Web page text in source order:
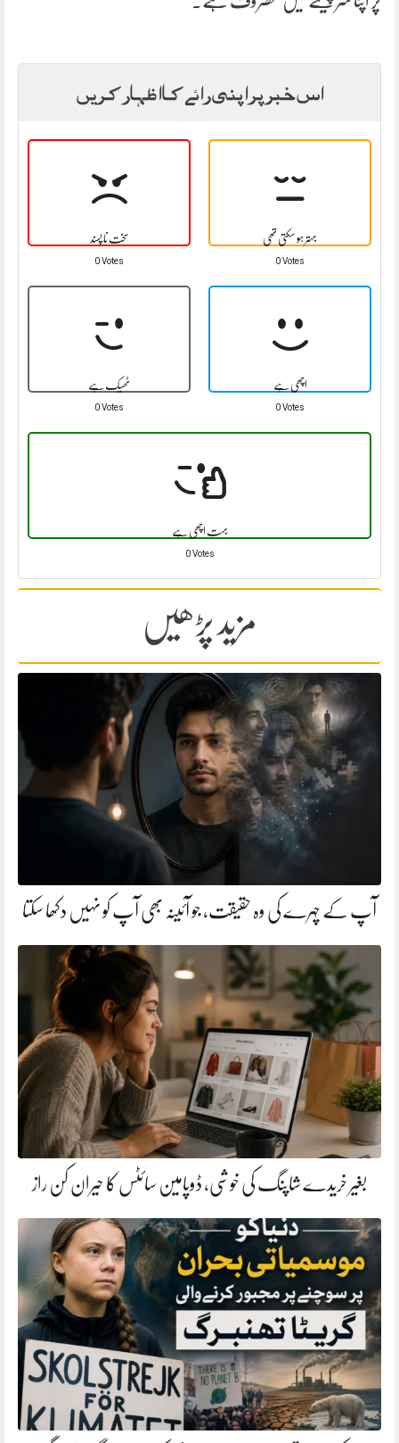
اس خبر پر اپنی رائے کا اظہار کریں
سخت نا پسند
0 Votes
بہتر ہو سکتی تھی
0 Votes
ٹھیک ہے
0 Votes
اچھی ہے
0 Votes
بہت اچھی ہے
0 Votes
مزید پڑھیں
آپ کے چہرے کی وہ حقیقت، جو آئینہ بھی آپ کو نہیں دکھا سکتا
بغیر خریدے شاپنگ کی خوشی، ڈوپامین سائٹس کا حیران کن راز